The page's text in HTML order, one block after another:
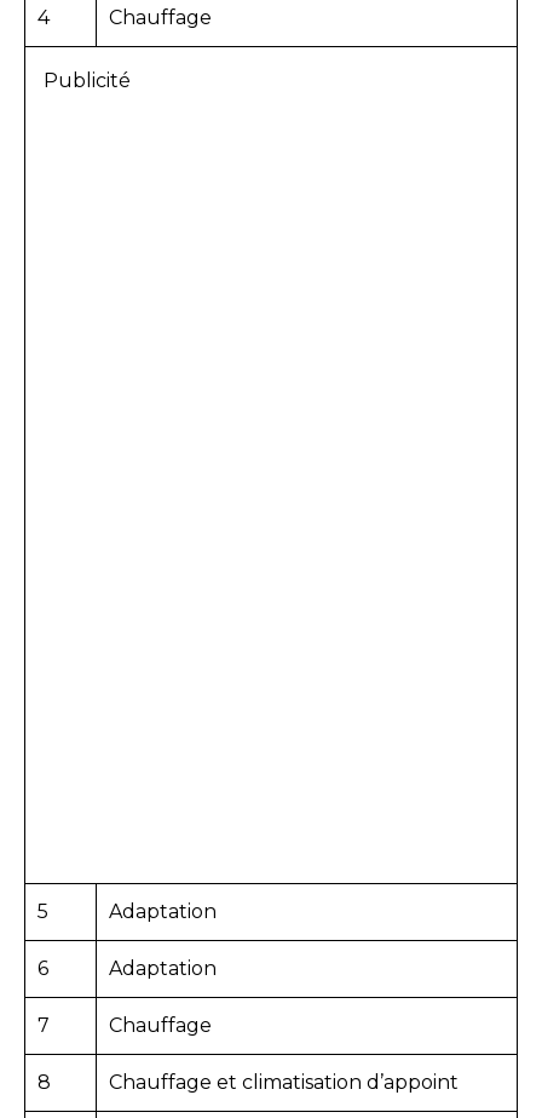
4 Chauffage
Publicité
5 Adaptation
6 Adaptation
7 Chauffage
8 Chauffage et climatisation d’appoint